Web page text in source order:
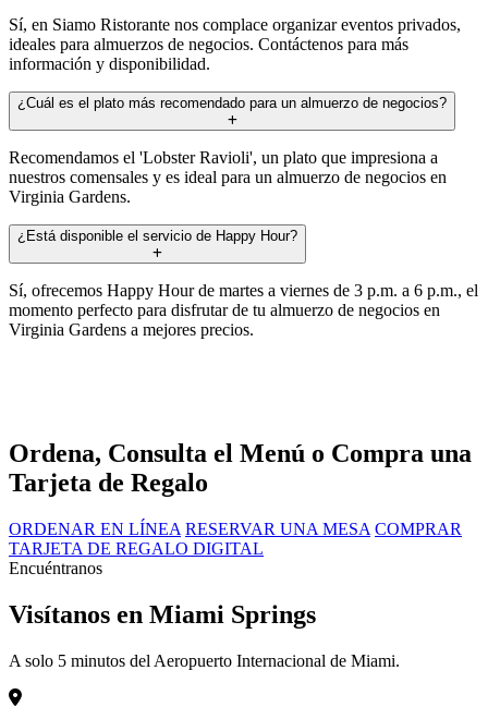
Sí, en Siamo Ristorante nos complace organizar eventos privados,
ideales para almuerzos de negocios. Contáctenos para más
información y disponibilidad.
¿Cuál es el plato más recomendado para un almuerzo de negocios?
Recomendamos el 'Lobster Ravioli', un plato que impresiona a
nuestros comensales y es ideal para un almuerzo de negocios en
Virginia Gardens.
¿Está disponible el servicio de Happy Hour?
Sí, ofrecemos Happy Hour de martes a viernes de 3 p.m. a 6 p.m., el
momento perfecto para disfrutar de tu almuerzo de negocios en
Virginia Gardens a mejores precios.
Ordena, Consulta el Menú o Compra una
Tarjeta de Regalo
ORDENAR EN LÍNEA RESERVAR UNA MESA COMPRAR
TARJETA DE REGALO DIGITAL
Encuéntranos
Visítanos en Miami Springs
A solo 5 minutos del Aeropuerto Internacional de Miami.